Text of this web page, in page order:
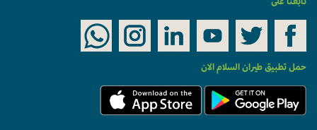
تابعنا على
حمل تطبيق طيران السلام الان